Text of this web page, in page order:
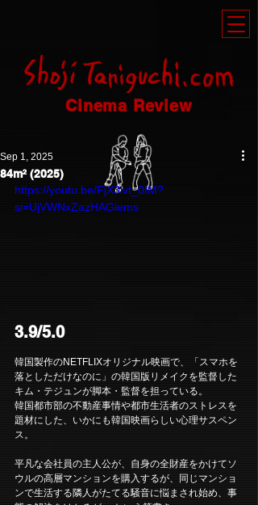
Cinema Review
84m² (2025)
Sep 1, 2025
https://youtu.be/FjX3lvt_0IM?
si=UjVWNxZazHAGiems
3.9/5.0
韓国製作のNETFLIXオリジナル映画で、「スマホを
落としただけなのに」の韓国版リメイクを監督した
キム・テジュンが脚本・監督を担っている。
韓国都市部の不動産事情や都市生活者のストレスを
題材にした、いかにも韓国映画らしい心理サスペン
ス。
平凡な会社員の主人公が、自身の全財産をかけてソ
ウルの高層マンションを購入するが、同じマンショ
ンで生活する隣人がたてる騒音に悩まされ始め、事